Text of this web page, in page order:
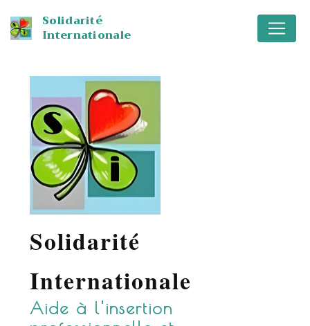
Solidarité
Internationale
Solidarité
Internationale
Aide à l'insertion